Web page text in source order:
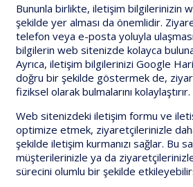
Bununla birlikte, iletişim bilgilerinizin
şekilde yer alması da önemlidir.
telefon veya e-posta yoluyla
bilgilerin web sitenizde kolayca
Ayrıca, iletişim bilgilerinizi Google
doğru bir şekilde göstermek de,
fiziksel olarak bulmalarını kolaylaştırır.
Web sitenizdeki iletişim formu ve
optimize etmek, ziyaretçilerinizle
şekilde iletişim kurmanızı sağlar. Bu
müşterilerinizle ya da
sürecini olumlu bir şekilde